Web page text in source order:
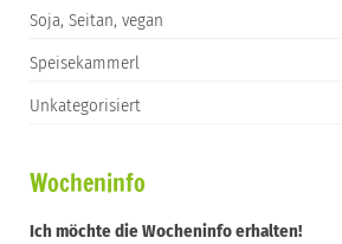
Soja, Seitan, vegan
Speisekammerl
Unkategorisiert
Wocheninfo
Ich möchte die Wocheninfo erhalten!